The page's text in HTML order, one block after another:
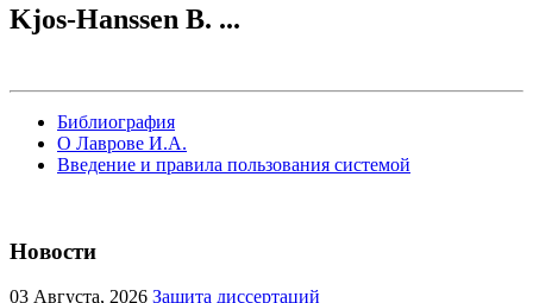
Kjos-Hanssen B. ...
Библиография
О Лаврове И.А.
Введение и правила пользования системой
Новости
03 Августа, 2026 Защита диссертаций